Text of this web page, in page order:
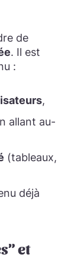
de
. Il est
:
,
allant au-
(tableaux,
déjà
et